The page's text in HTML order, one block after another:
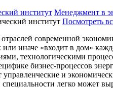
институт Менеджмент в
Посмотреть
современной
или иначе «входит в дом»
технологическими
бизнес-процессов
и
легко может